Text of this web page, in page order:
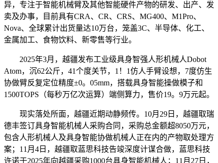
异，专注于智能机械臂及其他智能硬件产物的研发、出产、发
卖及办事，目前具有CRA、CR、CRS、MG400、M1Pro、
Nova、全球累计出货量达10万台，笼盖3C、半导体、化工、
金属加工、食物饮料、新零售等行业。
2025年3月，越疆发布工业级具身智强人形机械人Dobot
Atom，沉62公斤，41个度关节，1！1仿人手臂设想，7度仿生
协做臂反复定位精度±0。05mm，搭载具身智能操做模子和
1500TOPS（每秒万亿次运算）端侧算力，售价19。9万元起。
现实落处所面，越疆近期动静频传。10月29日，越疆取瑞
德丰签订具身智能机械人采购合同，采购总金额超8050万元，
包含人形机械人及具身智能协做机械人正在内的产物取处理方
案；11月4日，越疆取蓝思科技告竣深度计谋合做，蓝思科技
许诺于2025年向越疆采购1000台具身智能机械人；11月27日，